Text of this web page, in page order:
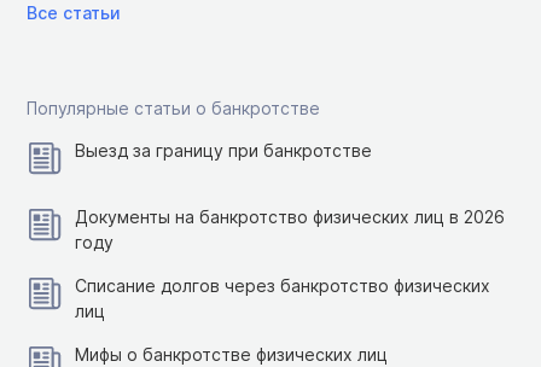
Все статьи
Популярные статьи о банкротстве
Выезд за границу при банкротстве
Документы на банкротство физических лиц в 2026
году
Списание долгов через банкротство физических
лиц
Мифы о банкротстве физических лиц